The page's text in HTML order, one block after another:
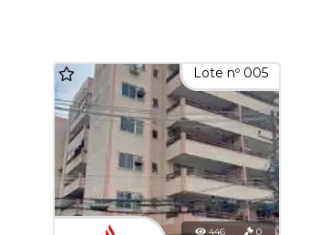
Lote nº 005
446 0